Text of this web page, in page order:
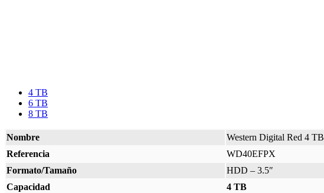
4 TB
6 TB
8 TB
Nombre
Western Digital Red 4 TB
Referencia
WD40EFPX
Formato/Tamaño
HDD – 3.5″
Capacidad
4 TB